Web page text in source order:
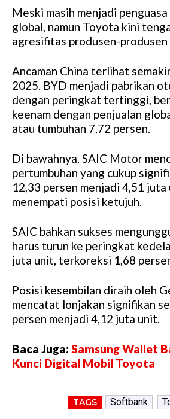
Meski masih menjadi
global, namun Toyota kini
agresifitas produsen-produsen
Ancaman China terlihat
2025. BYD menjadi pabrikan
dengan peringkat tertinggi,
keenam dengan penjualan
atau tumbuhan 7,72 persen.
Di bawahnya, SAIC Motor
pertumbuhan yang cukup
12,33 persen menjadi 4,51 juta
menempati posisi ketujuh.
SAIC bahkan sukses
harus turun ke peringkat
juta unit, terkoreksi 1,68
Posisi kesembilan diraih oleh
mencatat lonjakan signifikan
persen menjadi 4,12 juta unit.
Baca Juga: Samsung Wallet
Kunci Digital Mobil Toyota
TAGS Softbank